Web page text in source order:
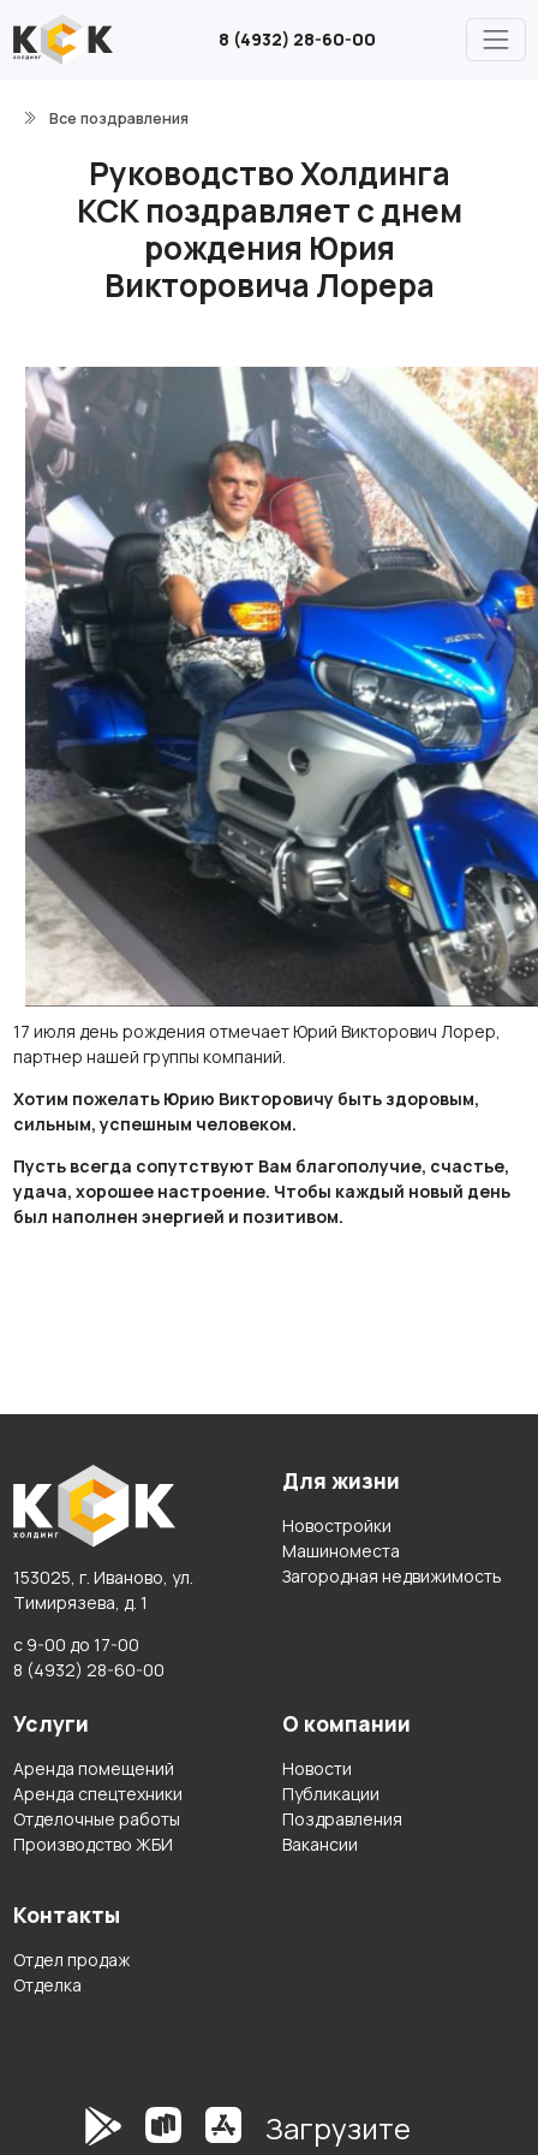
8 (4932) 28-60-00
Все поздравления
Руководство Холдинга
КСК поздравляет с днем
рождения Юрия
Викторовича Лорера
17 июля день рождения отмечает Юрий Викторович Лорер,
партнер нашей группы компаний.
Хотим пожелать Юрию Викторовичу быть здоровым,
сильным, успешным человеком.
Пусть всегда сопутствуют Вам благополучие, счастье,
удача, хорошее настроение. Чтобы каждый новый день
был наполнен энергией и позитивом.
153025, г. Иваново, ул.
Тимирязева, д. 1
с 9-00 до 17-00
8 (4932) 28-60-00
Для жизни
Новостройки
Машиноместа
Загородная недвижимость
Услуги
Аренда помещений
Аренда спецтехники
Отделочные работы
Производство ЖБИ
О компании
Новости
Публикации
Поздравления
Вакансии
Контакты
Отдел продаж
Отделка
Загрузите